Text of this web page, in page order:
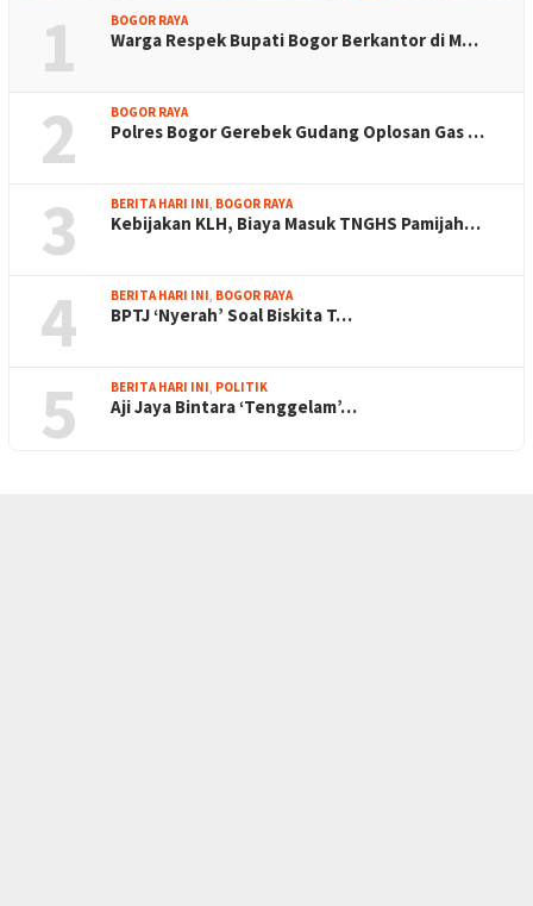
1 BOGOR RAYA
Warga Respek Bupati Bogor Berkantor di M…
2 BOGOR RAYA
Polres Bogor Gerebek Gudang Oplosan Gas …
3 BERITA HARI INI, BOGOR RAYA
Kebijakan KLH, Biaya Masuk TNGHS Pamijah…
4 BERITA HARI INI, BOGOR RAYA
BPTJ ‘Nyerah’ Soal Biskita T…
5 BERITA HARI INI, POLITIK
Aji Jaya Bintara ‘Tenggelam’…